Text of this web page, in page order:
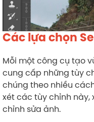
Các lựa chọn
Mỗi một công cụ tạo
cung cấp những tùy
chúng theo nhiều
xét các tùy chỉnh này,
chỉnh sửa ảnh.